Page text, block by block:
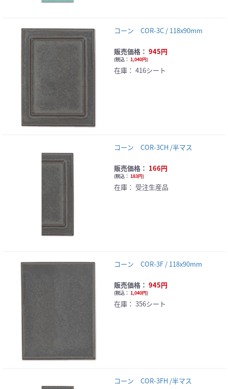
コーン COR-3C / 118x90mm
販売価格： 945円
(税込： 1,040円)
在庫： 416シート
コーン COR-3CH /半マス
販売価格： 166円
(税込： 183円)
在庫： 受注生産品
コーン COR-3F / 118x90mm
販売価格： 945円
(税込： 1,040円)
在庫： 356シート
コーン COR-3FH /半マス